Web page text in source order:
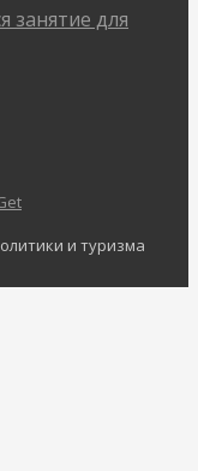
занятие для
и туризма